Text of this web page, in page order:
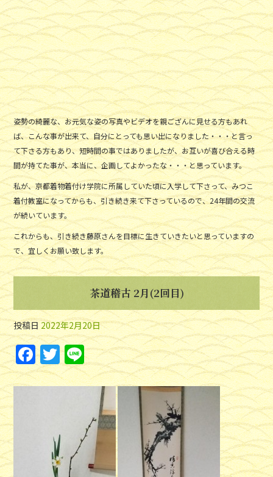
姿勢の綺麗な、お元気な姿の写真やビデオを親ござんに見せる方もあれ
ば、こんな事が出来て、自分にとっても思い出になりました・・・と言っ
て下さる方もあり、短時間の事ではありましたが、お互いが喜び合える時
間が持てた事が、本当に、企画してよかったな・・・と思っています。
私が、京都着物着付け学院に所属していた頃に入学して下さって、みつこ
着付教室になってからも、引き続き来て下さっているので、24年間の交流
が続いています。
これからも、引き続き藤原さんを目標に生きていきたいと思っていますの
で、宜しくお願い致します。
茶道稽古 2月(2回目)
投稿日2022年2月20日
F
a
c
T
w
itt
Li
n
e